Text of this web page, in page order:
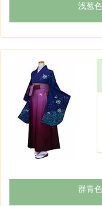
浅葱
群青